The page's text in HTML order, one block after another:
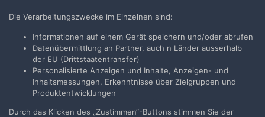
Neues Benutzerkonto für unsere Community erstellen. Es
Neues Benutzerkonto erstellen
Anmelden
Die Verarbeitungszwecke im Einzelnen sind:
Informationen auf einem Gerät speichern und/oder abrufen
Datenübermittlung an Partner, auch n Länder ausserhalb
der EU (Drittstaatentransfer)
Personalisierte Anzeigen und Inhalte, Anzeigen- und
Inhaltsmessungen, Erkenntnisse über Zielgruppen und
Produktentwicklungen
Durch das Klicken des „Zustimmen“-Buttons stimmen Sie der